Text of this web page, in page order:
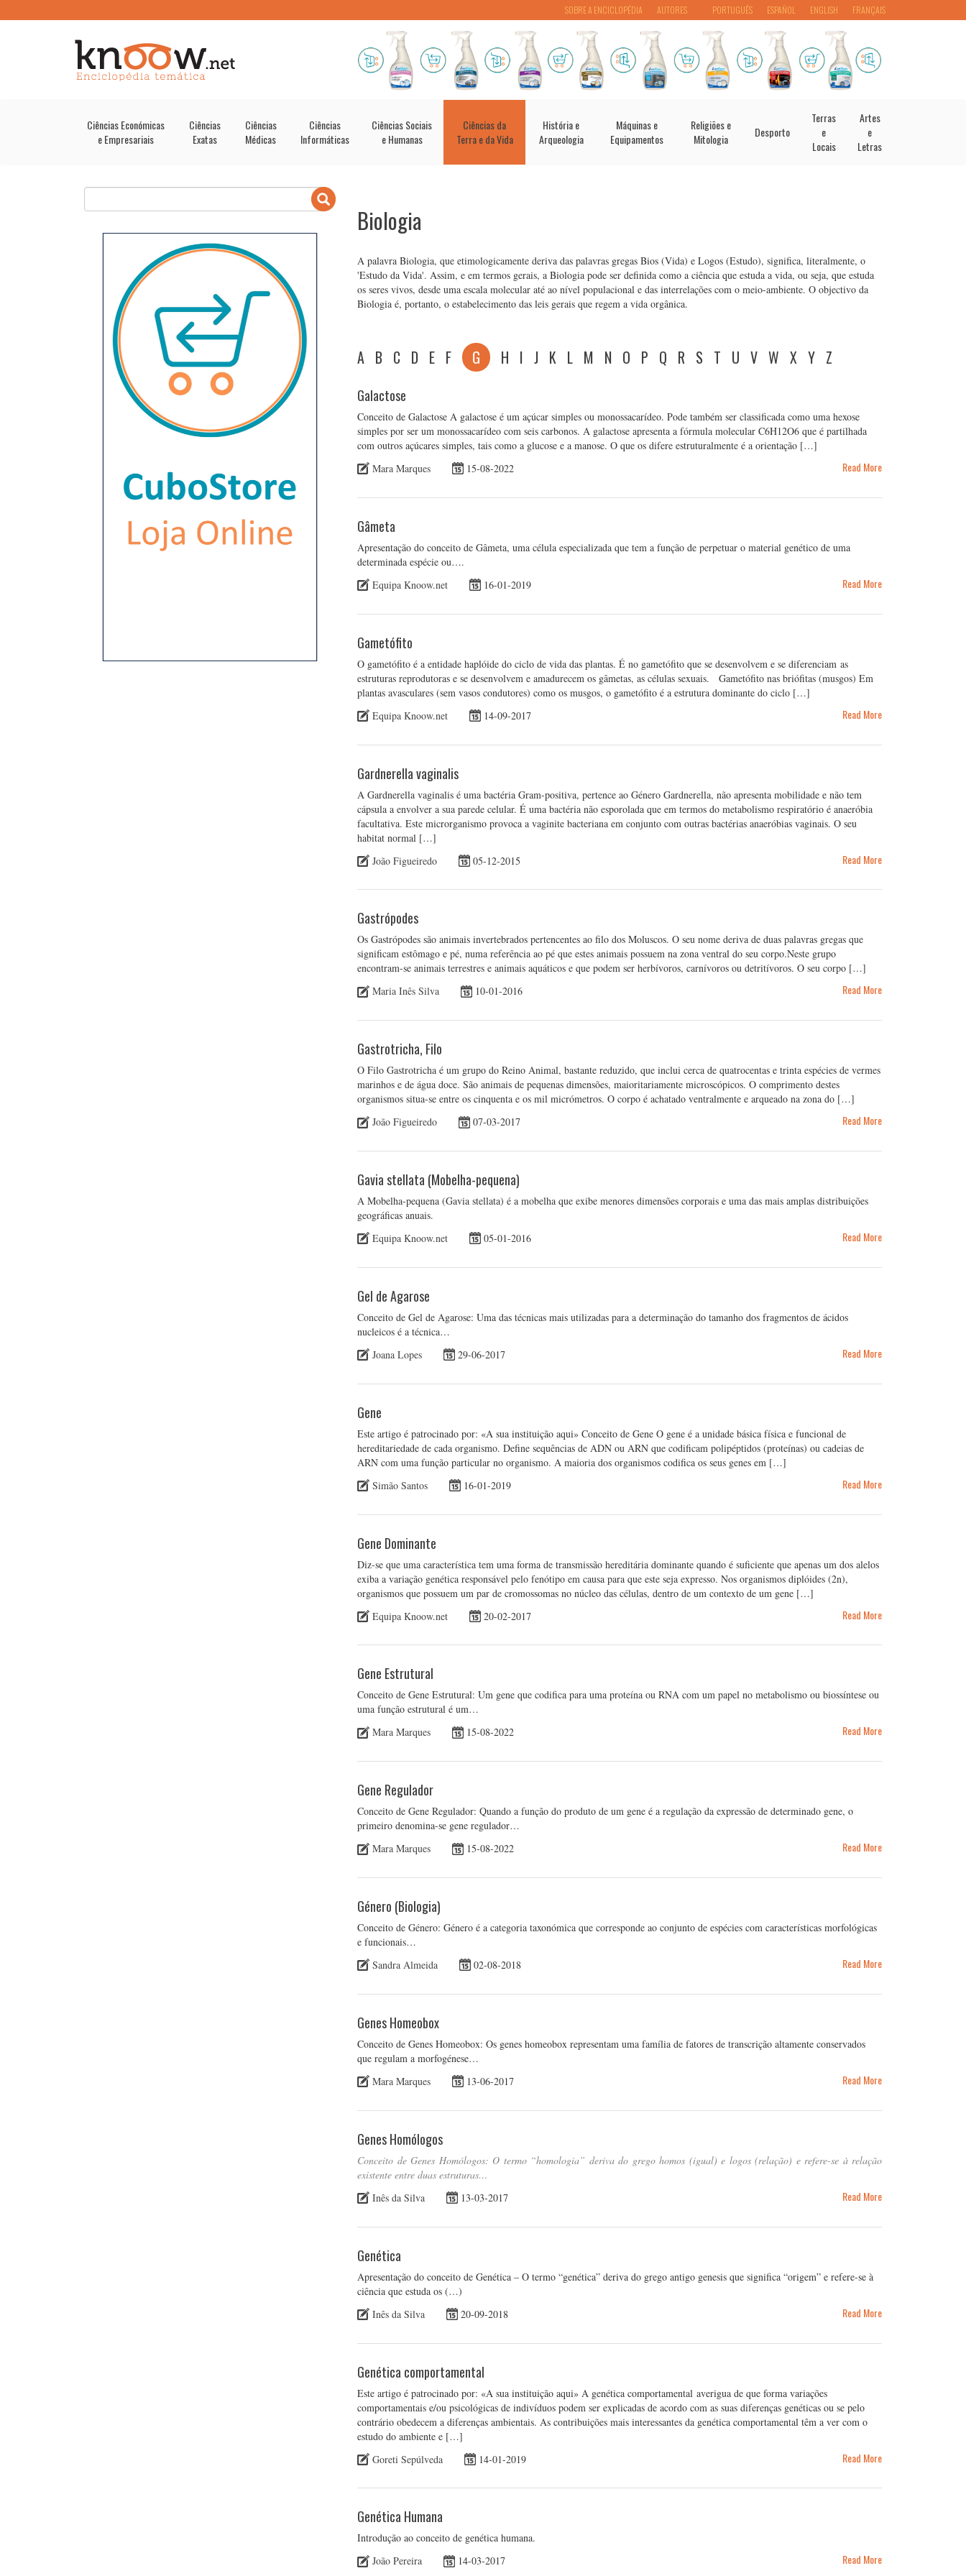
PORTUGUÊS ESPAÑOL ENGLISH FRANÇAIS
SOBRE A ENCICLOPÉDIA AUTORES
Ciências Económicas
e Empresariais
Ciências
Exatas
Ciências
Médicas
Ciências
Informáticas
Ciências Sociais
e Humanas
Ciências da
Terra e da Vida
História e
Arqueologia
Máquinas e
Equipamentos
Religiões e
Mitologia
Desporto
Terras
e
Locais
Artes
e
Letras
Biologia
A palavra Biologia, que etimologicamente deriva das palavras gregas Bios (Vida) e Logos (Estudo), significa, literalmente, o
'Estudo da Vida'. Assim, e em termos gerais, a Biologia pode ser definida como a ciência que estuda a vida, ou seja, que estuda
os seres vivos, desde uma escala molecular até ao nível populacional e das interrelações com o meio-ambiente. O objectivo da
Biologia é, portanto, o estabelecimento das leis gerais que regem a vida orgânica.
A B C D E F G H I J K L M N O P Q R S T U V W X Y Z
Galactose
Conceito de Galactose A galactose é um açúcar simples ou monossacarídeo. Pode também ser classificada como uma hexose
simples por ser um monossacarídeo com seis carbonos. A galactose apresenta a fórmula molecular C6H12O6 que é partilhada
com outros açúcares simples, tais como a glucose e a manose. O que os difere estruturalmente é a orientação […]
Mara Marques
15-08-2022 Read More
Gâmeta
Apresentação do conceito de Gâmeta, uma célula especializada que tem a função de perpetuar o material genético de uma
determinada espécie ou….
Equipa Knoow.net
16-01-2019 Read More
Gametófito
O gametófito é a entidade haplóide do ciclo de vida das plantas. É no gametófito que se desenvolvem e se diferenciam as
estruturas reprodutoras e se desenvolvem e amadurecem os gâmetas, as células sexuais. Gametófito nas briófitas (musgos) Em
plantas avasculares (sem vasos condutores) como os musgos, o gametófito é a estrutura dominante do ciclo […]
Equipa Knoow.net
14-09-2017 Read More
Gardnerella vaginalis
A Gardnerella vaginalis é uma bactéria Gram-positiva, pertence ao Género Gardnerella, não apresenta mobilidade e não tem
cápsula a envolver a sua parede celular. É uma bactéria não esporolada que em termos do metabolismo respiratório é anaeróbia
facultativa. Este microrganismo provoca a vaginite bacteriana em conjunto com outras bactérias anaeróbias vaginais. O seu
habitat normal […]
João Figueiredo
05-12-2015 Read More
Gastrópodes
Os Gastrópodes são animais invertebrados pertencentes ao filo dos Moluscos. O seu nome deriva de duas palavras gregas que
significam estômago e pé, numa referência ao pé que estes animais possuem na zona ventral do seu corpo.Neste grupo
encontram-se animais terrestres e animais aquáticos e que podem ser herbívoros, carnívoros ou detritívoros. O seu corpo […]
Maria Inês Silva
10-01-2016 Read More
Gastrotricha, Filo
O Filo Gastrotricha é um grupo do Reino Animal, bastante reduzido, que inclui cerca de quatrocentas e trinta espécies de vermes
marinhos e de água doce. São animais de pequenas dimensões, maioritariamente microscópicos. O comprimento destes
organismos situa-se entre os cinquenta e os mil micrómetros. O corpo é achatado ventralmente e arqueado na zona do […]
João Figueiredo
07-03-2017 Read More
Gavia stellata (Mobelha-pequena)
A Mobelha-pequena (Gavia stellata) é a mobelha que exibe menores dimensões corporais e uma das mais amplas distribuições
geográficas anuais.
Equipa Knoow.net
05-01-2016 Read More
Gel de Agarose
Conceito de Gel de Agarose: Uma das técnicas mais utilizadas para a determinação do tamanho dos fragmentos de ácidos
nucleicos é a técnica…
Joana Lopes
29-06-2017 Read More
Gene
Este artigo é patrocinado por: «A sua instituição aqui» Conceito de Gene O gene é a unidade básica física e funcional de
hereditariedade de cada organismo. Define sequências de ADN ou ARN que codificam polipéptidos (proteínas) ou cadeias de
ARN com uma função particular no organismo. A maioria dos organismos codifica os seus genes em […]
Simão Santos
16-01-2019 Read More
Gene Dominante
Diz-se que uma característica tem uma forma de transmissão hereditária dominante quando é suficiente que apenas um dos alelos
exiba a variação genética responsável pelo fenótipo em causa para que este seja expresso. Nos organismos diplóides (2n),
organismos que possuem um par de cromossomas no núcleo das células, dentro de um contexto de um gene […]
Equipa Knoow.net
20-02-2017 Read More
Gene Estrutural
Conceito de Gene Estrutural: Um gene que codifica para uma proteína ou RNA com um papel no metabolismo ou biossíntese ou
uma função estrutural é um…
Mara Marques
15-08-2022 Read More
Gene Regulador
Conceito de Gene Regulador: Quando a função do produto de um gene é a regulação da expressão de determinado gene, o
primeiro denomina-se gene regulador…
Mara Marques
15-08-2022 Read More
Género (Biologia)
Conceito de Género: Género é a categoria taxonómica que corresponde ao conjunto de espécies com características morfológicas
e funcionais…
Sandra Almeida
02-08-2018 Read More
Genes Homeobox
Conceito de Genes Homeobox: Os genes homeobox representam uma família de fatores de transcrição altamente conservados
que regulam a morfogénese…
Mara Marques
13-06-2017 Read More
Genes Homólogos
Conceito de Genes Homólogos: O termo “homologia” deriva do grego homos (igual) e logos (relação) e refere-se à relação
existente entre duas estruturas…
Inês da Silva
13-03-2017 Read More
Genética
Apresentação do conceito de Genética – O termo “genética” deriva do grego antigo genesis que significa “origem” e refere-se à
ciência que estuda os (…)
Inês da Silva
20-09-2018 Read More
Genética comportamental
Este artigo é patrocinado por: «A sua instituição aqui» A genética comportamental averigua de que forma variações
comportamentais e/ou psicológicas de indivíduos podem ser explicadas de acordo com as suas diferenças genéticas ou se pelo
contrário obedecem a diferenças ambientais. As contribuições mais interessantes da genética comportamental têm a ver com o
estudo do ambiente e […]
Goreti Sepúlveda
14-01-2019 Read More
Genética Humana
Introdução ao conceito de genética humana.
João Pereira
14-03-2017 Read More